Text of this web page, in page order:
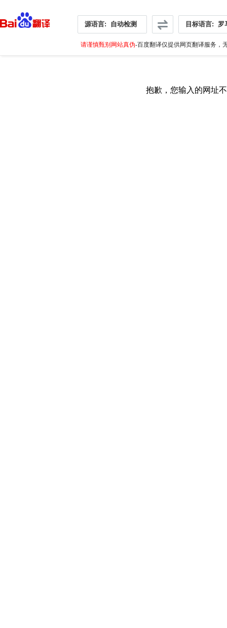
源语言: 自动检测 目标语言: 罗
请谨慎甄别网站真伪-百度翻译仅提供网页翻译服务，